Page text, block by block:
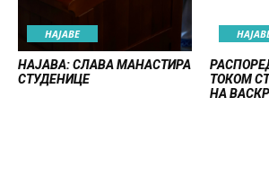
НАЈАВE
НАЈАВА: СЛАВА МАНАСТИРА
СТУДЕНИЦЕ
ТОКОМ
НА